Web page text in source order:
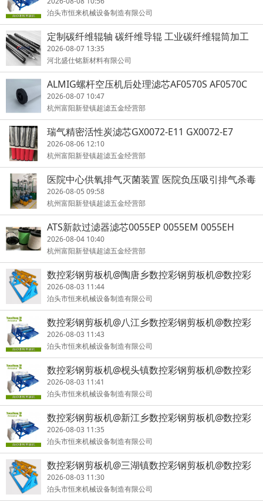
泊头市恒来机械设备制造有限公司
定制碳纤维辊轴 碳纤维导辊 工业碳纤维辊筒加工
2026-08-07 13:35
河北盛仕铭新材料有限公司
ALMIG螺杆空压机后处理滤芯AF0570S AF0570C
2026-08-07 10:47
杭州富阳新登镇超滤五金经营部
瑞气精密活性炭滤芯GX0072-E11 GX0072-E7
2026-08-06 12:10
杭州富阳新登镇超滤五金经营部
医院中心供氧排气灭菌装置 医院负压吸引排气杀毒
过滤器
2026-08-05 09:58
杭州富阳新登镇超滤五金经营部
ATS新款过滤器滤芯0055EP 0055EM 0055EH
2026-08-04 10:40
杭州富阳新登镇超滤五金经营部
数控彩钢剪板机@陶唐乡数控彩钢剪板机@数控彩
钢剪板机发货快
2026-08-03 11:44
泊头市恒来机械设备制造有限公司
数控彩钢剪板机@八江乡数控彩钢剪板机@数控彩
钢剪板机承重量
2026-08-03 11:43
泊头市恒来机械设备制造有限公司
数控彩钢剪板机@枧头镇数控彩钢剪板机@数控彩
钢剪板机加强性
2026-08-03 11:41
泊头市恒来机械设备制造有限公司
数控彩钢剪板机@新江乡数控彩钢剪板机@数控彩
钢剪板机发货快
2026-08-03 11:35
泊头市恒来机械设备制造有限公司
数控彩钢剪板机@三湖镇数控彩钢剪板机@数控彩
钢剪板机耐腐蚀
2026-08-03 11:30
泊头市恒来机械设备制造有限公司